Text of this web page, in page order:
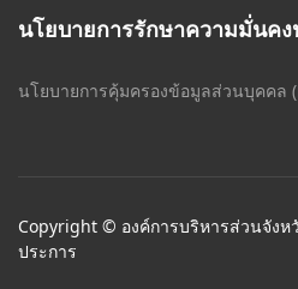
นโยบายการรักษาความมั่นค
นโยบายการคุ้มครองข้อมูลส่วนบุคคล
Copyright © องค์การบริหารส่วนจัง
ประการ